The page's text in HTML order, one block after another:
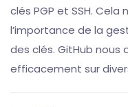
clés PGP et SSH.
l’importance de la
des clés. GitHub
efficacement sur